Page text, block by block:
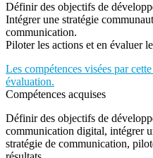
Définir des objectifs de
Intégrer une stratégie
communication.
Piloter les actions et en évaluer
Les compétences visées par
évaluation.
Compétences acquises
Définir des objectifs de
communication digital, intégrer
stratégie de communication,